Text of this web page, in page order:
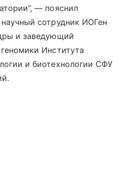
— пояснил
сотрудник ИОГен
и заведующий
Института
и биотехнологии СФУ